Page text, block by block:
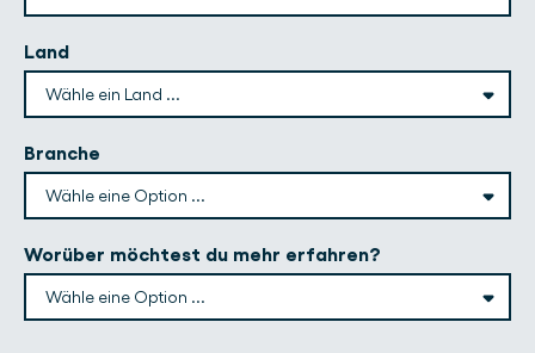
Land
Branche
Worüber möchtest du mehr erfahren?